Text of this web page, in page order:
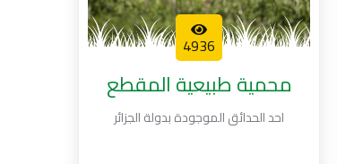
4936
محمية طبيعية المقطع
احد الحدائق الموجودة بدولة الجزائر